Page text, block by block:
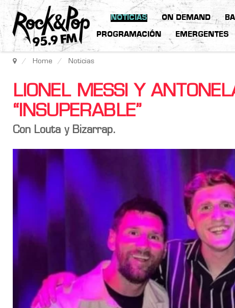
NOTICIAS ON DEMAND
PROGRAMACIÓN EMERGENTES
Home Noticias
LIONEL MESSI Y
“INSUPERABLE”
Con Louta y Bizarrap.